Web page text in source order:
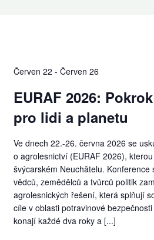
Červen 22 -Červen 26
EURAF 2026:
pro lidi a planetu
Ve dnech 22.-26. června 2026 se
o agrolesnictví (EURAF 2026),
švýcarském Neuchâtelu.
vědců, zemědělců a tvůrců politik
agrolesnických řešení, která splňují
cíle v oblasti potravinové
konají každé dva roky a [...]